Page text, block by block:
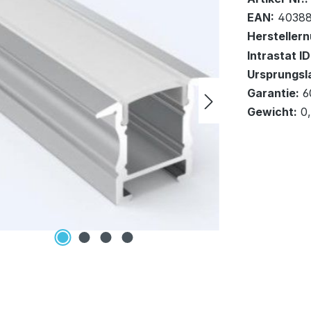
DHL
In den
EAN:
Intrastat
Garantie:
Gewicht: